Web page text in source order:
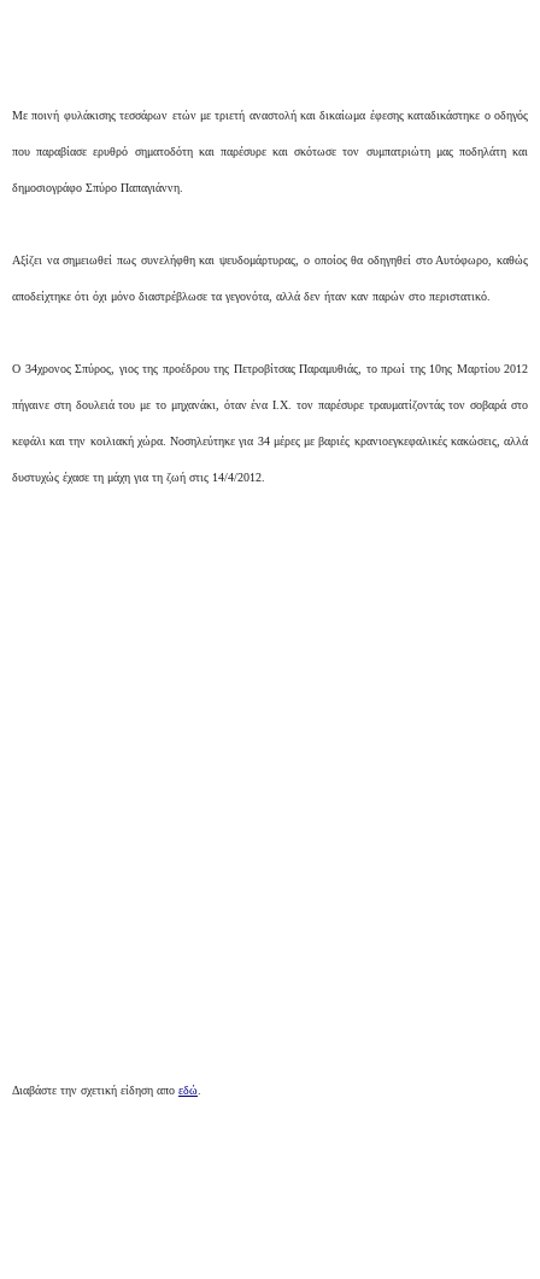
Με ποινή φυλάκισης τεσσάρων ετών με τριετή αναστολή και δικαίωμα έφεσης καταδικάστηκε ο οδηγός
που παραβίασε ερυθρό σηματοδότη και παρέσυρε και σκότωσε τον συμπατριώτη μας ποδηλάτη και
δημοσιογράφο Σπύρο Παπαγιάννη.
Αξίζει να σημειωθεί πως συνελήφθη και ψευδομάρτυρας, ο οποίος θα οδηγηθεί στο Αυτόφωρο, καθώς
αποδείχτηκε ότι όχι μόνο διαστρέβλωσε τα γεγονότα, αλλά δεν ήταν καν παρών στο περιστατικό.
Ο 34χρονος Σπύρος, γιος της προέδρου της Πετροβίτσας Παραμυθιάς, το πρωί της 10ης Μαρτίου 2012
πήγαινε στη δουλειά του με το μηχανάκι, όταν ένα Ι.Χ. τον παρέσυρε τραυματίζοντάς τον σοβαρά στο
κεφάλι και την κοιλιακή χώρα. Νοσηλεύτηκε για 34 μέρες με βαριές κρανιοεγκεφαλικές κακώσεις, αλλά
δυστυχώς έχασε τη μάχη για τη ζωή στις 14/4/2012.
Διαβάστε την σχετική είδηση απο εδώ